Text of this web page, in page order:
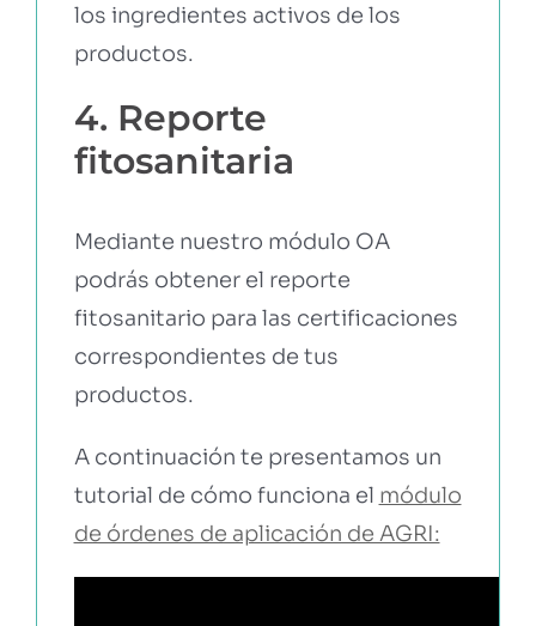
los ingredientes activos de los
productos.
4. Reporte
fitosanitaria
Mediante nuestro módulo OA
podrás obtener el reporte
fitosanitario para las certificaciones
correspondientes de tus
productos.
A continuación te presentamos un
tutorial de cómo funciona el módulo
de órdenes de aplicación de AGRI: